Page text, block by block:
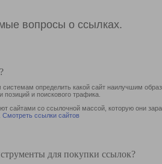
вопросы о ссылках.
определить какой сайт наилучшим
позиций и поискового трафика.
сайтами со ссылочной массой, которую они
Смотреть ссылки сайтов
для покупки ссылок?